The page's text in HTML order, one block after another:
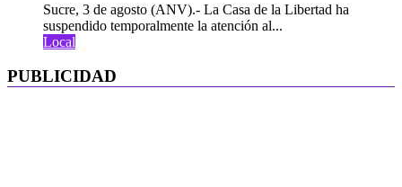
Sucre, 3 de agosto (ANV).- La Casa de la Libertad ha
suspendido temporalmente la atención al...
Local
PUBLICIDAD